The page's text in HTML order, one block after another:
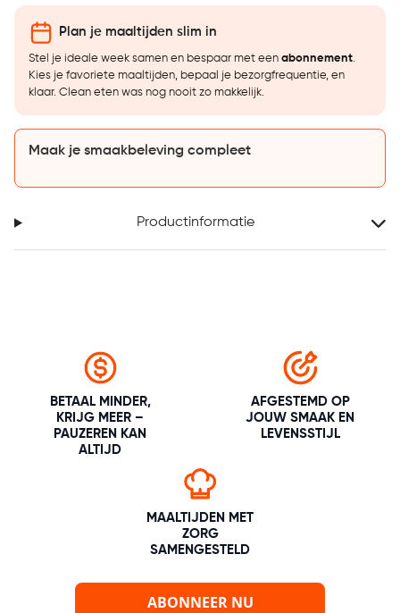
Plan je maaltijden slim in
Stel je ideale week samen en bespaar met een abonnement.
Kies je favoriete maaltijden, bepaal je bezorgfrequentie, en
klaar. Clean eten was nog nooit zo makkelijk.
Maak je smaakbeleving compleet
Productinformatie
BETAAL MINDER,
KRIJG MEER –
PAUZEREN KAN
ALTIJD
AFGESTEMD OP
JOUW SMAAK EN
LEVENSSTIJL
MAALTIJDEN MET
ZORG
SAMENGESTELD
ABONNEER NU